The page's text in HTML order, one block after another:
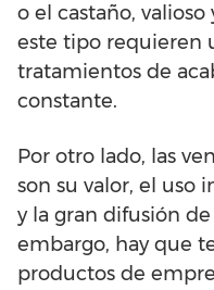
o el castaño, valioso
este tipo requieren
tratamientos de
constante.
Por otro lado, las
son su valor, el uso
y la gran difusión
embargo, hay que
productos de